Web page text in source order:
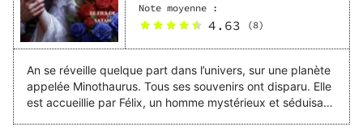
Note moyenne :
4.63 (8)
An se réveille quelque part dans l’univers, sur une planète
appelée Minothaurus. Tous ses souvenirs ont disparu. Elle
est accueillie par Félix, un homme mystérieux et séduisant